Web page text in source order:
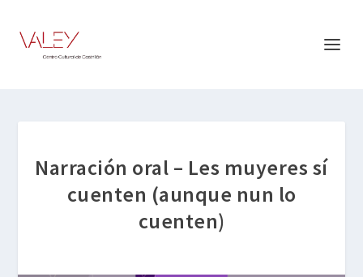
Narración oral – Les muyeres sí
cuenten (aunque nun lo
cuenten)